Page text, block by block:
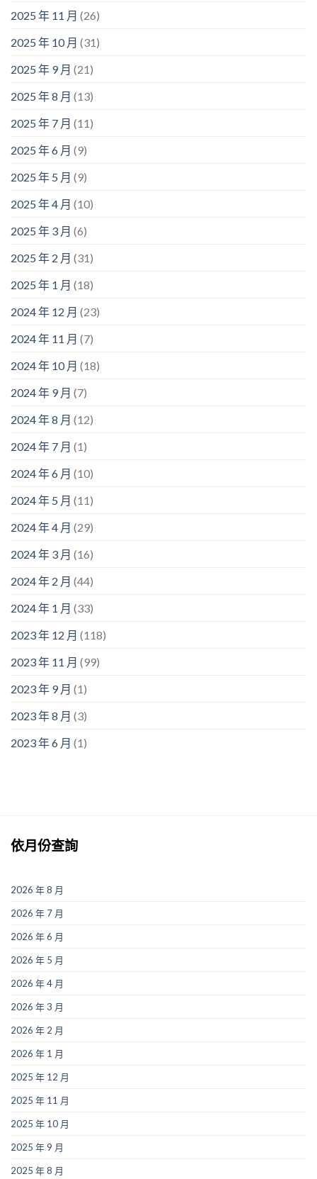
2025 年 11 月 (26)
2025 年 10 月 (31)
2025 年 9 月 (21)
2025 年 8 月 (13)
2025 年 7 月 (11)
2025 年 6 月 (9)
2025 年 5 月 (9)
2025 年 4 月 (10)
2025 年 3 月 (6)
2025 年 2 月 (31)
2025 年 1 月 (18)
2024 年 12 月 (23)
2024 年 11 月 (7)
2024 年 10 月 (18)
2024 年 9 月 (7)
2024 年 8 月 (12)
2024 年 7 月 (1)
2024 年 6 月 (10)
2024 年 5 月 (11)
2024 年 4 月 (29)
2024 年 3 月 (16)
2024 年 2 月 (44)
2024 年 1 月 (33)
2023 年 12 月 (118)
2023 年 11 月 (99)
2023 年 9 月 (1)
2023 年 8 月 (3)
2023 年 6 月 (1)
依月份查詢
2026 年 8 月
2026 年 7 月
2026 年 6 月
2026 年 5 月
2026 年 4 月
2026 年 3 月
2026 年 2 月
2026 年 1 月
2025 年 12 月
2025 年 11 月
2025 年 10 月
2025 年 9 月
2025 年 8 月